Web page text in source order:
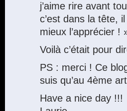
j’aime rire avant
c’est dans la tête,
mieux l’apprécier !
Voilà c’était pour
PS : merci ! Ce
suis qu’au 4ème
Have a nice day !!!